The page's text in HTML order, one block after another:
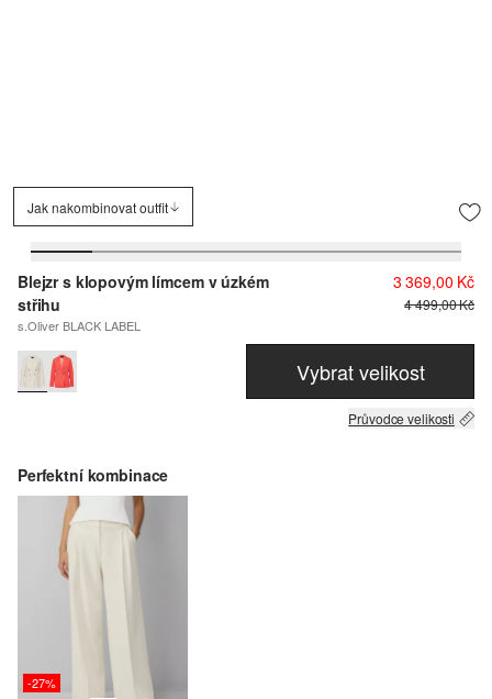
Jak nakombinovat outfit
Blejzr s klopovým límcem v úzkém
střihu
s.Oliver BLACK LABEL
3 369,00 Kč
4 499,00 Kč
Vybrat velikost
Průvodce velikosti
Perfektní kombinace
-27%